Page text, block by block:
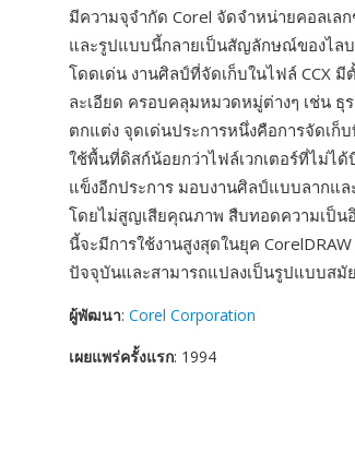
มีความจุจำกัด Corel จัดจำหน่ายคอลเล
และรูปแบบนี้กลายเป็นสัญลักษณ์ของไล
โดดเด่น งานศิลป์ที่จัดเก็บในไฟล์ CCX
ละเอียด ครอบคลุมหมวดหมู่ต่างๆ เช่น
ตกแต่ง จุดเด่นประการหนึ่งคือการจัดเ
ใช้พื้นที่ดิสก์น้อยกว่าไฟล์เวกเตอร์ที่ไม่ไ
แข็งอีกประการ มอบงานศิลป์แบบลากแ
โดยไม่สูญเสียคุณภาพ สืบทอดความเป็น
นี้จะมีการใช้งานสูงสุดในยุค
ปัจจุบันและสามารถแปลงเป็นรูปแบบสมั
ผู้พัฒนา: Corel Corporation
เผยแพร่ครั้งแรก: 1994